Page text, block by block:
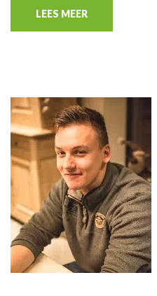
LEES MEER